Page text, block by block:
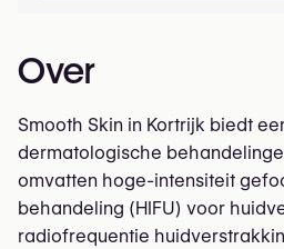
Over
Smooth Skin in Kortrijk biedt
dermatologische
omvatten hoge-intensiteit
behandeling (HIFU) voor
radiofrequentie